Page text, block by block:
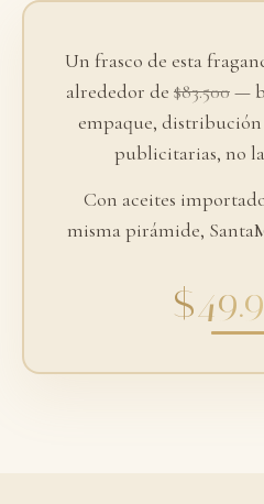
Un frasco de esta
alrededor de $83.500—
empaque,
publicitarias, no
Con aceites
misma pirámide,